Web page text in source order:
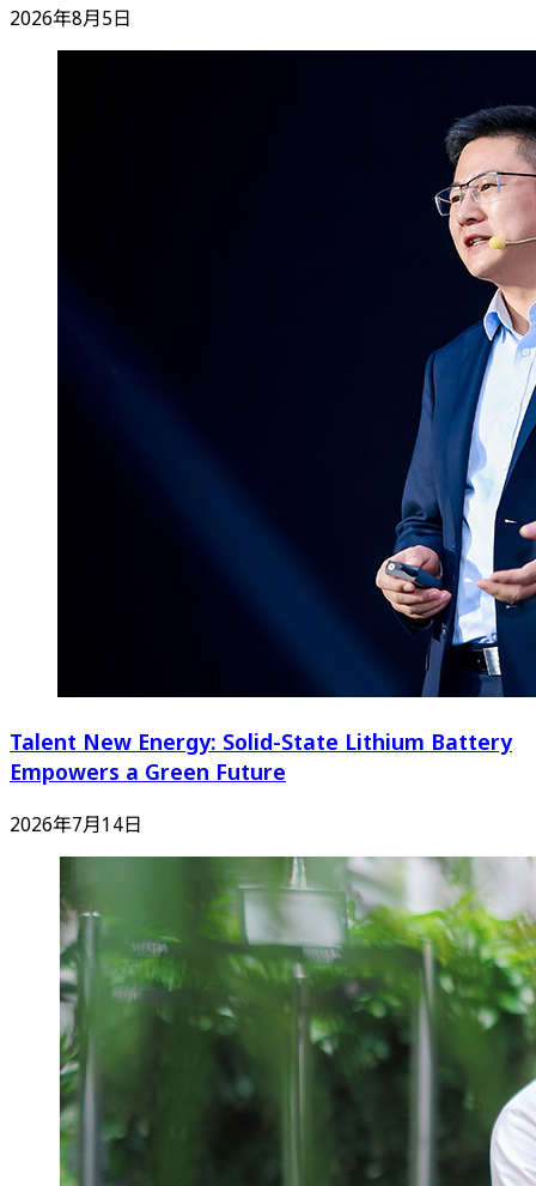
2026年8月5日
Talent New Energy: Solid-State Lithium Battery
Empowers a Green Future
2026年7月14日